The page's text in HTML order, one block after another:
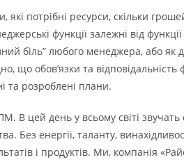
потрібні ресурси, скільки
функції залежні від
біль” любого менеджера, або
що обов’язки та
та розроблені плани.
цей день у всьому світі звучать
Без енергії, таланту,
і продуктів. Ми, компанія